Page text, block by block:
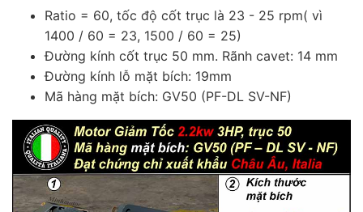
Ratio = 60, tốc độ cốt trục là 23 - 25 rpm( vì
1400 / 60 = 23, 1500 / 60 = 25)
Đường kính cốt trục 50 mm. Rãnh cavet: 14 mm
Đường kính lỗ mặt bích: 19mm
Mã hàng mặt bích: GV50 (PF-DL SV-NF)